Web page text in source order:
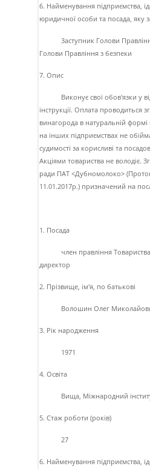
6. Найменування підприємства,
юридичної особи та посада, яку
3acтупник Голови Правлiння
Голови Правлiння з безпеки
7. Опис
Виконує свої обов'язки у
iнструкцiї. Оплата проводиться
винагорода в натуральнiй формi
на iнших пiдприємствах не
судимостi за корисливi та
Акцiями товариства не володiє.
ради ПАТ <Дубномолоко>
11.01.2017р.) призначений на
1. Посада
член правлiння Товариства
директор
2. Прізвище, ім'я, по батькові
Волошин Олег
3. Рік народження
1971
4. Освіта
Вища, Мiжнародний
5. Стаж роботи (років)
27
6. Найменування підприємства,